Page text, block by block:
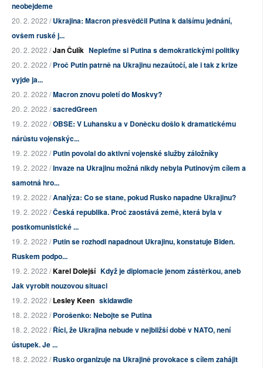
neobejdeme
20. 2. 2022 /Ukrajina: Macron přesvědčil Putina k dalšímu jednání,
ovšem ruské j...
20. 2. 2022 /Jan Čulík Nepleťme si Putina s demokratickými politiky
20. 2. 2022 /Proč Putin patrně na Ukrajinu nezaútočí, ale i tak z krize
vyjde ja...
20. 2. 2022 /Macron znovu poletí do Moskvy?
20. 2. 2022 /sacredGreen
19. 2. 2022 /OBSE: V Luhansku a v Doněcku došlo k dramatickému
nárůstu vojenskýc...
19. 2. 2022 /Putin povolal do aktivní vojenské služby záložníky
19. 2. 2022 /Invaze na Ukrajinu možná nikdy nebyla Putinovým cílem a
samotná hro...
19. 2. 2022 /Analýza: Co se stane, pokud Rusko napadne Ukrajinu?
19. 2. 2022 /Česká republika. Proč zaostává země, která byla v
postkomunistické ...
19. 2. 2022 /Putin se rozhodl napadnout Ukrajinu, konstatuje Biden.
Ruskem podpo...
19. 2. 2022 /Karel Dolejší Když je diplomacie jenom zástěrkou, aneb
Jak vyrobit nouzovou situaci
19. 2. 2022 /Lesley Keen skidawdle
18. 2. 2022 /Porošenko: Nebojte se Putina
18. 2. 2022 /Říci, že Ukrajina nebude v nejbližší době v NATO, není
ústupek. Je ...
18. 2. 2022 /Rusko organizuje na Ukrajině provokace s cílem zahájit